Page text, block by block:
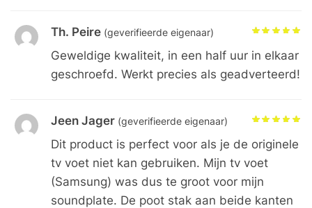
Th. Peire (geverifieerde eigenaar)
Geweldige kwaliteit, in een half uur in elkaar
geschroefd. Werkt precies als geadverteerd!
Jeen Jager (geverifieerde eigenaar)
Dit product is perfect voor als je de originele
tv voet niet kan gebruiken. Mijn tv voet
(Samsung) was dus te groot voor mijn
soundplate. De poot stak aan beide kanten